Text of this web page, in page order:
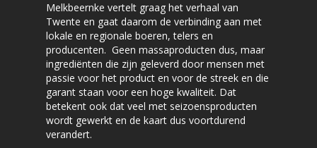
Melkbeernke vertelt graag het verhaal van
Twente en gaat daarom de verbinding aan met
lokale en regionale boeren, telers en
producenten. Geen massaproducten dus, maar
ingrediënten die zijn geleverd door mensen met
passie voor het product en voor de streek en die
garant staan voor een hoge kwaliteit. Dat
betekent ook dat veel met seizoensproducten
wordt gewerkt en de kaart dus voortdurend
verandert.